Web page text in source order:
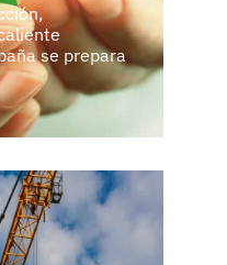
se prepara